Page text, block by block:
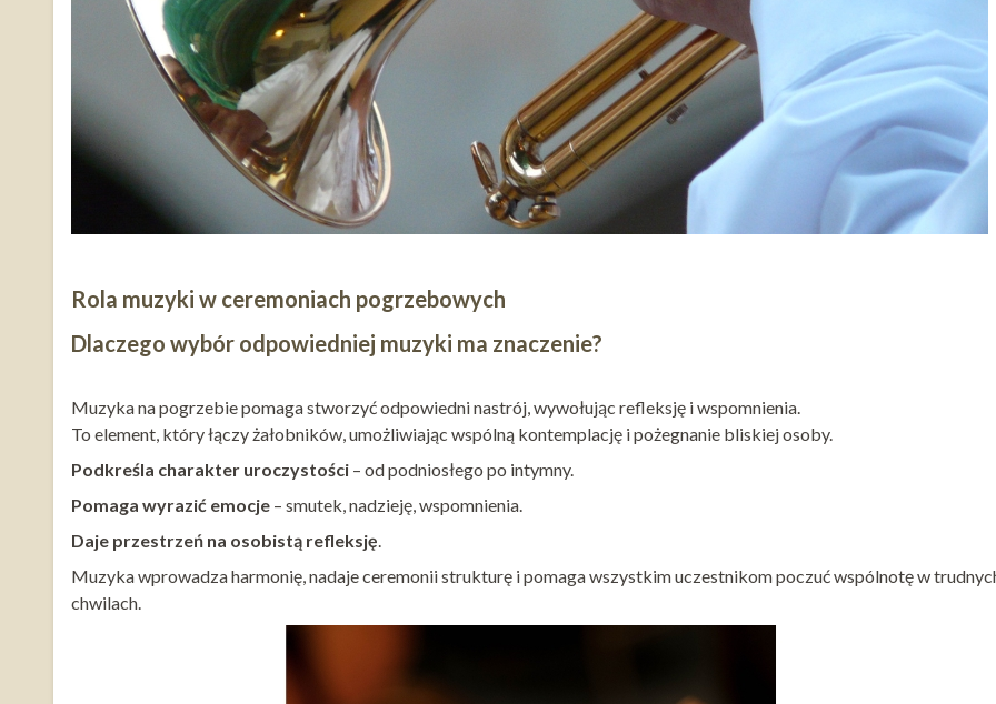
Rola muzyki w ceremoniach pogrzebowych
Dlaczego wybór odpowiedniej muzyki ma znaczenie?
Muzyka na pogrzebie pomaga stworzyć odpowiedni nastrój, wywołując refleksję i wspomnienia.
To element, który łączy żałobników, umożliwiając wspólną kontemplację i pożegnanie bliskiej osoby.
Podkreśla charakter uroczystości – od podniosłego po intymny.
Pomaga wyrazić emocje – smutek, nadzieję, wspomnienia.
Daje przestrzeń na osobistą refleksję.
Muzyka wprowadza harmonię, nadaje ceremonii strukturę i pomaga wszystkim uczestnikom poczuć wspólnotę w
chwilach.